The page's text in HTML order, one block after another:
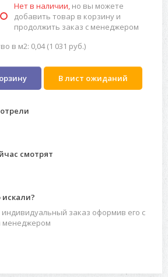
Нет в наличии, но вы можете
добавить товар в корзину и
продолжить заказ с менеджером
в м2: 0,04 (1 031 руб.)
В лист ожиданий
смотрят
индивидуальный заказ оформив его с
менеджером